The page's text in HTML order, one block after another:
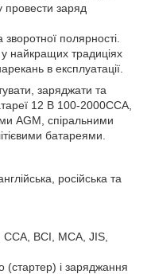
провести заряд
полярності.
найкращих традиціях
в експлуатації.
заряджати та
12 В 100-2000CCA,
AGM, спіральними
батареями.
російська та
CCA, BCI, MCA, JIS,
(стартер) і заряджання